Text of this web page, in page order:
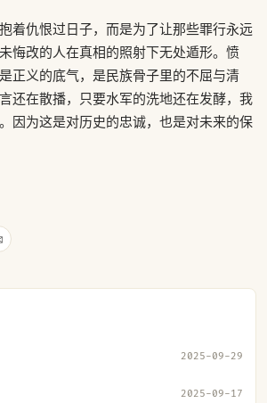
着仇恨过日子，而是为了让那些罪行永远
悔改的人在真相的照射下无处遁形。愤
正义的底气，是民族骨子里的不屈与清
还在散播，只要水军的洗地还在发酵，我
因为这是对历史的忠诚，也是对未来的保
2025-09-29
2025-09-17